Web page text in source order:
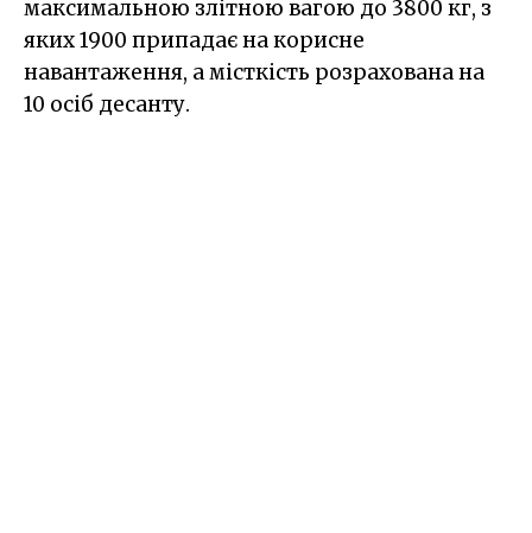
максимальною злітною вагою до 3800 кг, з
яких 1900 припадає на корисне
навантаження, а місткість розрахована на
10 осіб десанту.